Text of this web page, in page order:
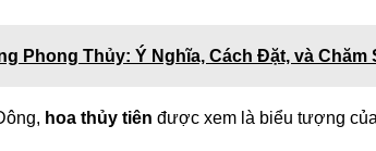
Phong Thủy: Ý Nghĩa, Cách Đặt, và Chăm
hoa thủy tiên được xem là biểu tượng